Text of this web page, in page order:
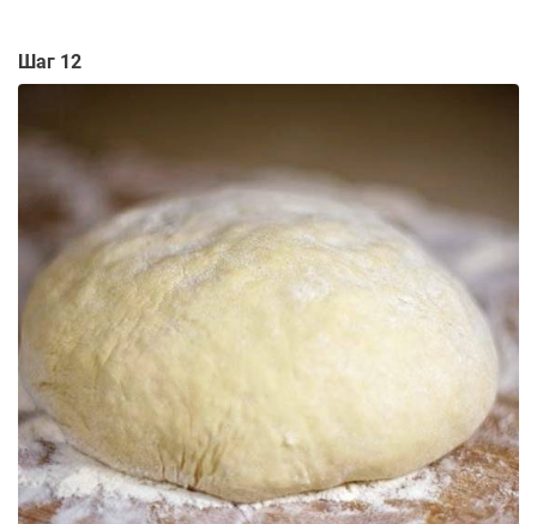
Шаг 12